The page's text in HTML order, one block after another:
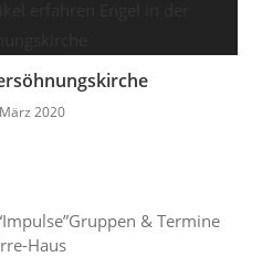
2020
Gruppen & Termine
Haus